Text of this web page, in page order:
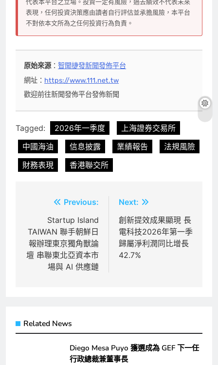
代表本平台之立場。投資一定有風險，過去績效不代表未來
表現，任何投資決策應由讀者自行評估並承擔風險，本平台
不對依本文所為之任何投資行為負責。
原始來源：智聞捷發新聞發佈平台
網址： https://www.111.net.tw
歡迎前往新聞發佈平台發佈新聞
Tagged: 2026年一季度
上海證券交易所
中國海油
信息披露 業績報告
法規風險
財務表現
香港聯交所
導
覽
Previous:
Startup Island
TAIWAN 聯手朝鮮日
報辦理東京獨角獸論
壇 串聯東北亞資本市
場與 AI 供應鏈
Next:
創新提效成果顯現 長
電科技2026年第一季
歸屬淨利潤同比增長
42.7%
Related News
Diego Mesa Puyo 獲選成為 GEF 下一任
行政總裁兼董事長